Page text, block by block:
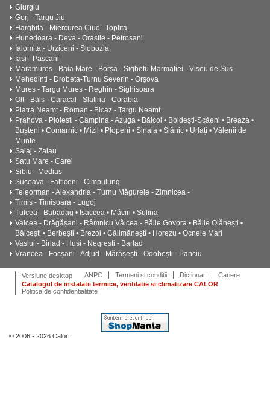
Giurgiu
Gorj - Targu Jiu
Harghita - Miercurea Ciuc - Toplita
Hunedoara - Deva - Orastie - Petrosani
Ialomita - Urziceni - Slobozia
Iasi - Pascani
Maramures - Baia Mare - Borșa - Sighetu Marmatiei - Viseu de Sus
Mehedinti - Drobeta-Turnu Severin - Orșova
Mures - Targu Mures - Reghin - Sighisoara
Olt - Bals - Caracal - Slatina - Corabia
Piatra Neamt - Roman - Bicaz - Targu Neamt
Prahova - Ploiesti - Câmpina - Azuga • Băicoi • Boldești-Scăeni • Breaza •
Bușteni • Comarnic • Mizil • Plopeni • Sinaia • Slănic • Urlați • Vălenii de
Munte
Salaj - Zalau
Satu Mare - Carei
Sibiu - Medias
Suceava - Falticeni - Cimpulung
Teleorman - Alexandria - Turnu Măgurele - Zimnicea -
Timis - Timisoara - Lugoj
Tulcea - Babadag • Isaccea • Măcin • Sulina
Valcea - Drăgășani - Râmnicu Vâlcea - Băile Govora • Băile Olănești •
Bălcești • Berbești • Brezoi • Călimănești • Horezu • Ocnele Mari
Vaslui - Birlad - Husi - Negresti - Barlad
Vrancea - Focșani - Adjud - Mărășești - Odobești - Panciu
Versiune desktop ANPC Termeni si conditii Dictionar
Cariere
Catalogul de instalatii termice, ventilatie si climatizare CALOR
Politica de confidentialitate
© 2006 - 2026 Calor.